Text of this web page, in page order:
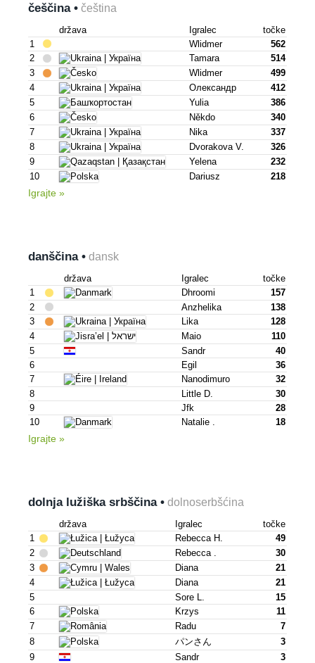
češčina • čeština
država Igralec
točke
1
Wlidmer
562
2
Tamara
514
3
Wlidmer
499
4
Олександр
412
5
Yulia
386
6
Někdo
340
7
Nika
337
8
Dvorakova V.
326
9
Yelena
232
10
Dariusz 218
Igrajte »
danščina • dansk
država Igralec
točke
1
Dhroomi
157
2
Anzhelika
138
3
Lika
128
4
Maio
110
5
Sandr
40
6
Egil
36
7
Nanodimuro
32
8
Little D.
30
9
Jfk
28
10
Natalie . 18
Igrajte »
dolnja lužiška srbščina • dolnoserbšćina
država Igralec
točke
1
Rebecca H.
49
2
Rebecca .
30
3
Diana
21
4
Diana
21
5
Sore L.
15
6
Krzys
11
7
Radu
7
8
パンさん
3
9
Sandr 3